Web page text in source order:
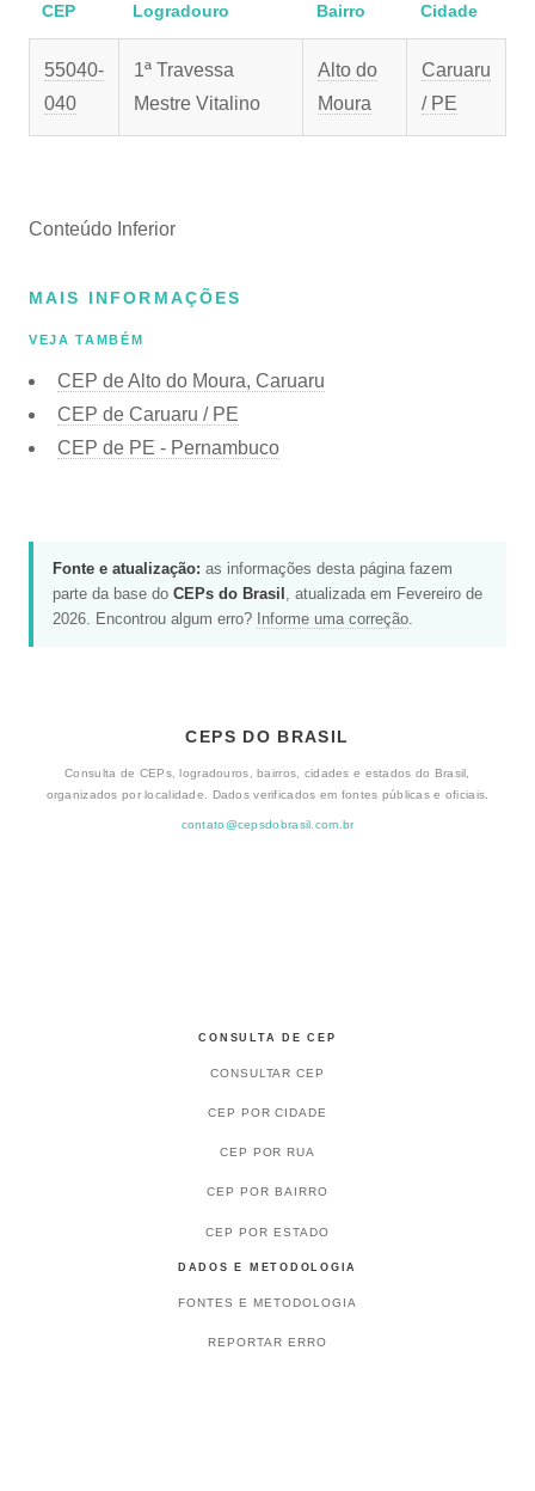
CEP Logradouro Bairro Cidade
55040-
040
1ª Travessa
Mestre Vitalino
Alto do
Moura
Caruaru
/ PE
Conteúdo Inferior
MAIS INFORMAÇÕES
VEJA TAMBÉM
CEP de Alto do Moura, Caruaru
CEP de Caruaru / PE
CEP de PE - Pernambuco
Fonte e atualização: as informações desta página fazem
parte da base do CEPs do Brasil , atualizada em Fevereiro de
2026. Encontrou algum erro? Informe uma correção.
CEPS DO BRASIL
Consulta de CEPs, logradouros, bairros, cidades e estados do Brasil,
organizados por localidade. Dados verificados em fontes públicas e oficiais.
contato@cepsdobrasil.com.br
CONSULTA DE CEP
CONSULTAR CEP
CEP POR CIDADE
CEP POR RUA
CEP POR BAIRRO
CEP POR ESTADO
DADOS E METODOLOGIA
FONTES E METODOLOGIA
REPORTAR ERRO